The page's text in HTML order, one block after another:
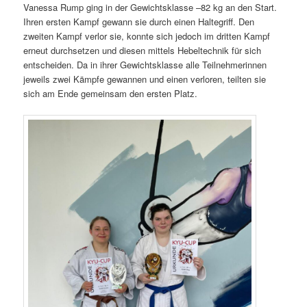
Vanessa Rump ging in der Gewichtsklasse –82 kg an den Start.
Ihren ersten Kampf gewann sie durch einen Haltegriff. Den
zweiten Kampf verlor sie, konnte sich jedoch im dritten Kampf
erneut durchsetzen und diesen mittels Hebeltechnik für sich
entscheiden. Da in ihrer Gewichtsklasse alle Teilnehmerinnen
jeweils zwei Kämpfe gewannen und einen verloren, teilten sie
sich am Ende gemeinsam den ersten Platz.